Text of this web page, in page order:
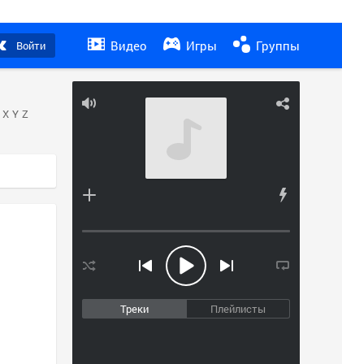
Войти Видео Игры Группы
Треки Плейлисты
X Y Z